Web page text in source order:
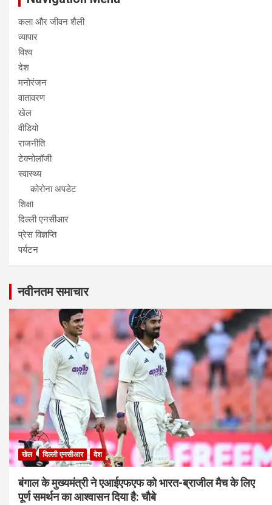
कला और जीवन शैली
व्यापार
विश्व
देश
मनोरंजन
वातावरण
खेल
वीडियो
राजनीति
टेक्नोलॉजी
स्वास्थ्य
कोरोना अपडेट
शिक्षा
दिल्ली एनसीआर
प्रेस विज्ञप्ति
पर्यटन
नवीनतम समाचार
खेल दिल्ली एनसीआर देश
बंगाल के मुख्यमंत्री ने एआईएफएफ को भारत-ब्राजील मैच के लिए
पूर्ण समर्थन का आश्वासन दिया है: चौबे